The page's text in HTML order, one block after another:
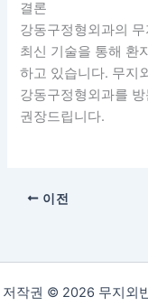
결론
강동구정형외과의
최신 기술을 통해 환
하고 있습니다. 무지
강동구정형외과를
권장드립니다.
이전
저작권 © 2026 무지외